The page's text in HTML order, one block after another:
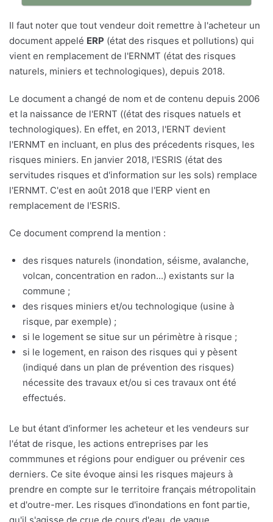
Il faut noter que tout vendeur doit remettre à l'acheteur un
document appelé ERP (état des risques et pollutions) qui
vient en remplacement de l'ERNMT (état des risques
naturels, miniers et technologiques), depuis 2018.
Le document a changé de nom et de contenu depuis 2006
et la naissance de l'ERNT ((état des risques natuels et
technologiques). En effet, en 2013, l'ERNT devient
l'ERNMT en incluant, en plus des précedents risques, les
risques miniers. En janvier 2018, l'ESRIS (état des
servitudes risques et d'information sur les sols) remplace
l'ERNMT. C'est en août 2018 que l'ERP vient en
remplacement de l'ESRIS.
Ce document comprend la mention :
des risques naturels (inondation, séisme, avalanche,
volcan, concentration en radon...) existants sur la
commune ;
des risques miniers et/ou technologique (usine à
risque, par exemple) ;
si le logement se situe sur un périmètre à risque ;
si le logement, en raison des risques qui y pèsent
(indiqué dans un plan de prévention des risques)
nécessite des travaux et/ou si ces travaux ont été
effectués.
Le but étant d'informer les acheteur et les vendeurs sur
l'état de risque, les actions entreprises par les
commmunes et régions pour endiguer ou prévenir ces
derniers. Ce site évoque ainsi les risques majeurs à
prendre en compte sur le territoire français métropolitain
et d'outre-mer. Les risques d'inondations en font partie,